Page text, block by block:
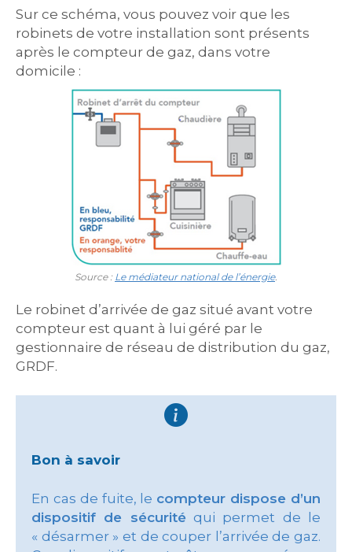
Sur ce schéma, vous pouvez voir que les
robinets de votre installation sont présents
après le compteur de gaz, dans votre
domicile :
Source : Le médiateur national de l’énergie.
Le robinet d’arrivée de gaz situé avant votre
compteur est quant à lui géré par le
gestionnaire de réseau de distribution du gaz,
GRDF.
Bon à savoir
En cas de fuite, le compteur dispose d’un
dispositif de sécurité qui permet de le
« désarmer » et de couper l’arrivée de gaz.